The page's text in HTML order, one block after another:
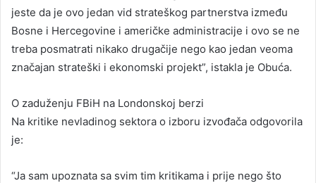
jeste da je ovo jedan vid strateškog partnerstva između
Bosne i Hercegovine i američke administracije i ovo se ne
treba posmatrati nikako drugačije nego kao jedan veoma
značajan strateški i ekonomski projekt”, istakla je Obuća.
O zaduženju FBiH na Londonskoj berzi
Na kritike nevladinog sektora o izboru izvođača odgovorila
je:
“Ja sam upoznata sa svim tim kritikama i prije nego što